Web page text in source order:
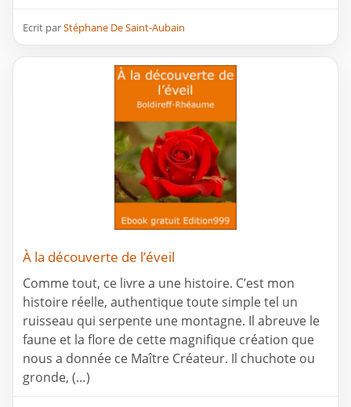
Ecrit parStéphane De Saint-Aubain
À la découverte de l’éveil
Comme tout, ce livre a une histoire. C’est mon
histoire réelle, authentique toute simple tel un
ruisseau qui serpente une montagne. Il abreuve le
faune et la flore de cette magnifique création que
nous a donnée ce Maître Créateur. Il chuchote ou
gronde, (…)